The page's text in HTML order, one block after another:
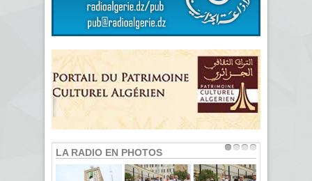
LA RADIO EN PHOTOS